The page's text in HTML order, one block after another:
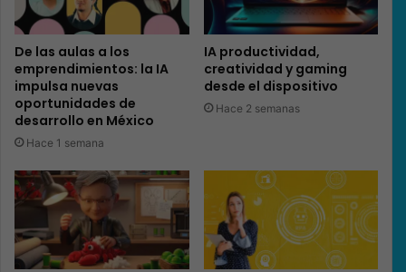
De las aulas a los
emprendimientos: la IA
impulsa nuevas
oportunidades de
desarrollo en México
Hace 1 semana
IA productividad,
creatividad y gaming
desde el dispositivo
Hace 2 semanas